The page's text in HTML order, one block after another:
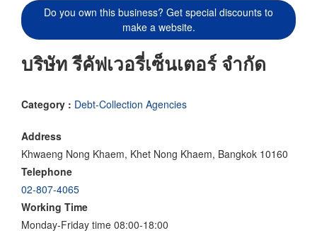
Do you own this business? Get special discounts to
make a website.
บริษัท รีคัฟเวอรี่เซ็นเตอร์ จำกัด
Category : Debt-Collection Agencies
Address
Khwaeng Nong Khaem, Khet Nong Khaem, Bangkok 10160
Telephone
02-807-4065
Working Time
Monday-Friday time 08:00-18:00